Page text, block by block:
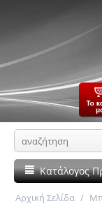
Κατάλογος
Αρχική Σελίδα /